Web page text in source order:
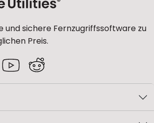
und sichere Fernzugriffssoftware zu
Preis.